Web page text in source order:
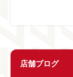
店舗ブログ